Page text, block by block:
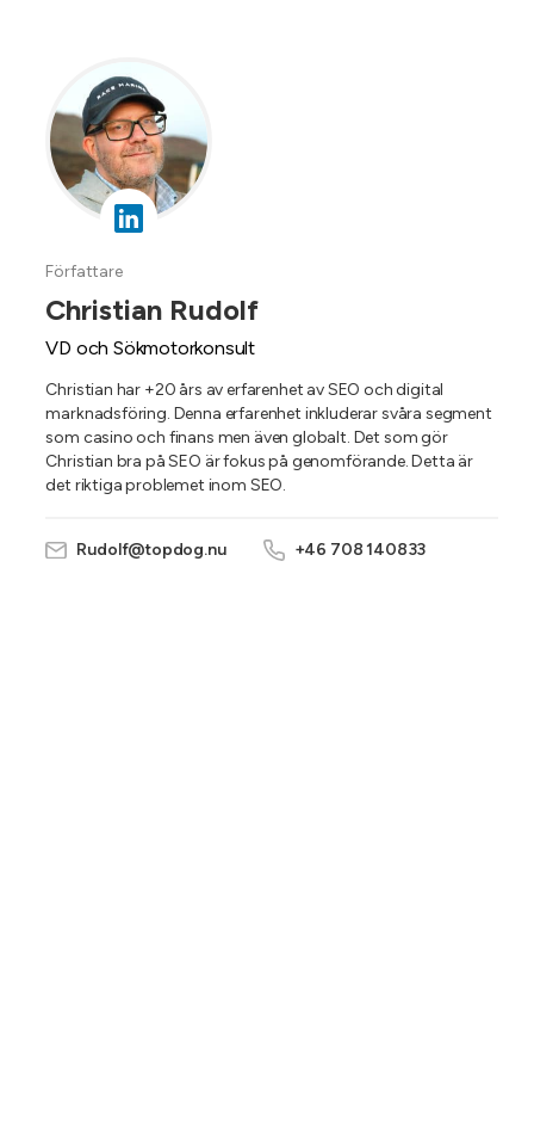
Författare
Christian Rudolf
VD och Sökmotorkonsult
Christian har +20 års av erfarenhet av SEO och digital
marknadsföring. Denna erfarenhet inkluderar svåra segment
som casino och finans men även globalt. Det som gör
Christian bra på SEO är fokus på genomförande. Detta är
det riktiga problemet inom SEO.
Rudolf@topdog.nu +46 708 140833